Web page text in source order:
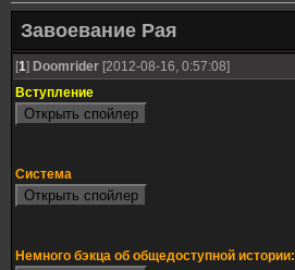
Завоевание Рая
[1] Doomrider [2012-08-16, 0:57:08]
Вступление
Система
Немного бэкца об общедоступной истории: